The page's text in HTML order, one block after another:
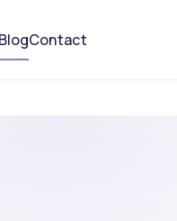
BlogContact